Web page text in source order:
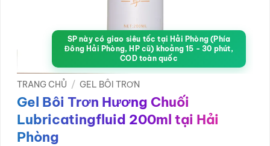
SP này có giao siêu tốc tại Hải Phòng (Phía
Đông Hải Phòng, HP cũ) khoảng 15 - 30 phút,
COD toàn quốc
TRANG CHỦ / GEL BÔI TRƠN
Gel Bôi Trơn Hương Chuối
Lubricatingfluid 200ml tại Hải
Phòng